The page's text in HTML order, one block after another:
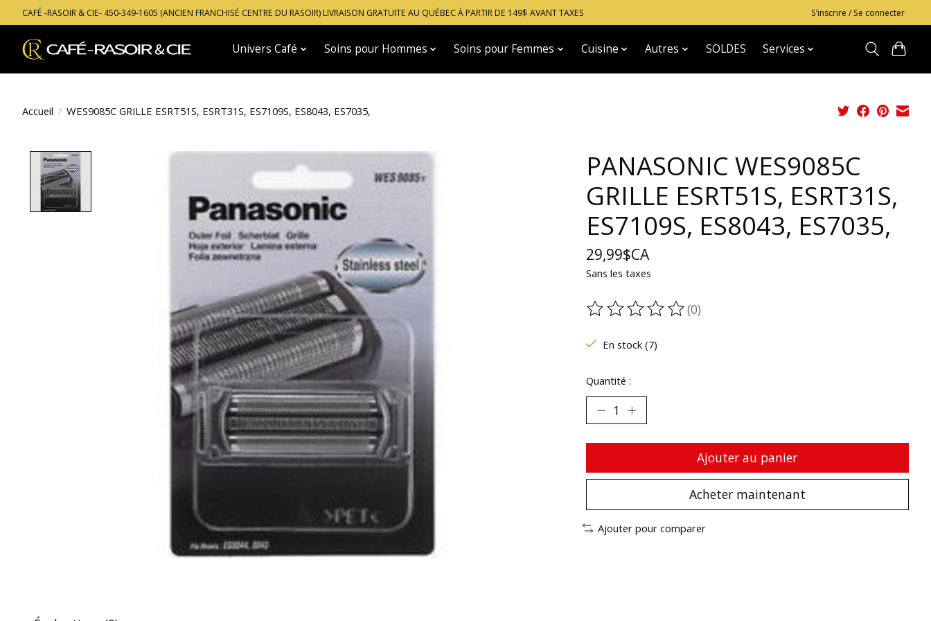
CAFÉ -RASOIR & CIE- 450-349-1605 (ANCIEN FRANCHISÉ CENTRE DU RASOIR) LIVRAISON GRATUITE AU QUÉBEC À PARTIR DE 149$ AVANT TAXES S’inscrire / Se connecter
Univers Café Soins pour Hommes Soins pour Femmes Cuisine Autres SOLDES Services
Accueil / WES9085C GRILLE ESRT51S, ESRT31S, ES7109S, ES8043, ES7035,
Product image slideshow Items
PANASONIC WES9085C
GRILLE ESRT51S, ESRT31S,
ES7109S, ES8043, ES7035,
29,99$CA
Sans les taxes
Ce produit est évalué à
(0)
En stock (7)
Quantité :
Ajouter au panier
Acheter maintenant
Ajouter pour comparer